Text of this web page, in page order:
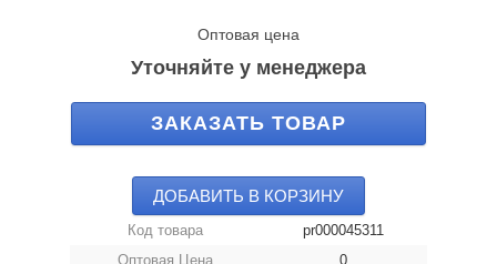
Оптовая цена
Уточняйте у менеджера
ЗАКАЗАТЬ ТОВАР
ДОБАВИТЬ В КОРЗИНУ
Код товара
pr000045311
Оптовая Цена
0